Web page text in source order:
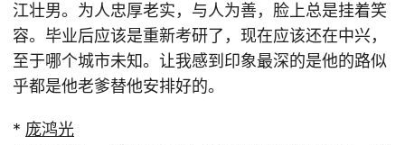
江壮男。为人忠厚老实，与人为善，脸上总是挂着笑
容。毕业后应该是重新考研了，现在应该还在中兴，
至于哪个城市未知。让我感到印象最深的是他的路似
乎都是他老爹替他安排好的。
* 庞鸿光